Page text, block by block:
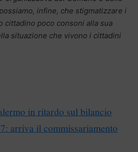
infine, che stigmatizzare i
cittadino poco consoni alla sua
situazione che vivono i cittadini
in ritardo sul bilancio
arriva il commissariamento